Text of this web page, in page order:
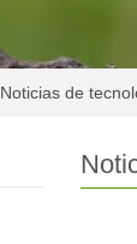
Noticias de